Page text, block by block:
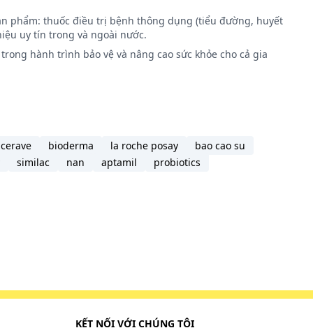
để
qua
qua
phẩm: thuốc điều trị bệnh thông dụng (tiểu đường, huyết
uy tín trong và ngoài nước.
hành trình bảo vệ và nâng cao sức khỏe cho cả gia
cerave bioderma la roche posay
bao cao su
similac nan aptamil probiotics
KẾT NỐI VỚI CHÚNG TÔI